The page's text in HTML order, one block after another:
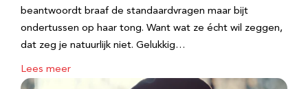
beantwoordt braaf de standaardvragen maar bijt
ondertussen op haar tong. Want wat ze écht wil zeggen,
dat zeg je natuurlijk niet. Gelukkig…
Lees meer